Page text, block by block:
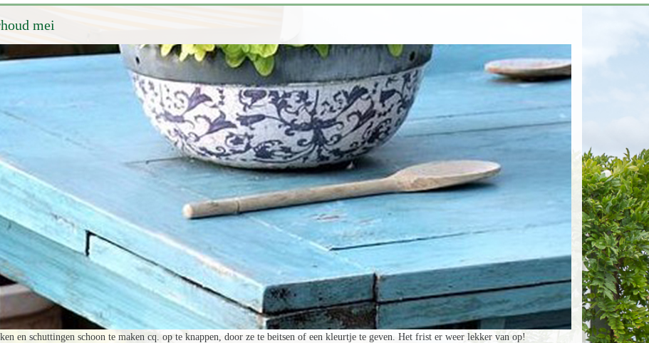
mei
en schuttingen schoon te maken cq. op te knappen, door ze te beitsen of een kleurtje te geven. Het frist er weer lekker van op!